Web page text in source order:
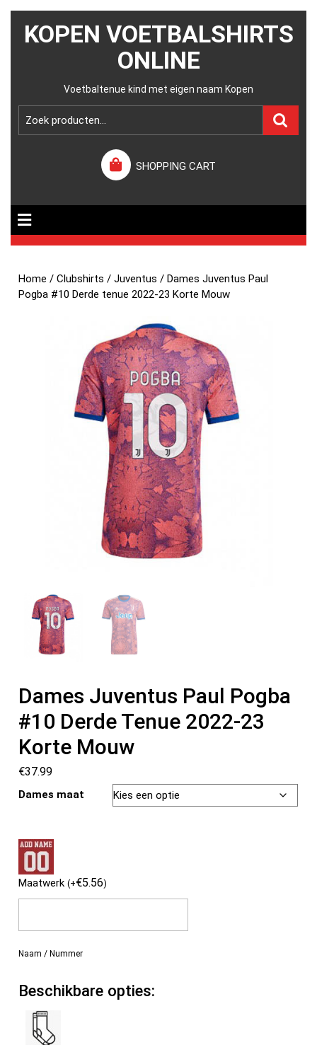
KOPEN VOETBALSHIRTS
ONLINE
Voetbaltenue kind met eigen naam Kopen
SHOPPING CART
Home /Clubshirts /Juventus / Dames Juventus Paul
Pogba #10 Derde tenue 2022-23 Korte Mouw
Dames Juventus Paul Pogba
#10 Derde Tenue 2022-23
Korte Mouw
€37.99
Dames maat
Maatwerk(+€5.56)
Naam / Nummer
Beschikbare opties: